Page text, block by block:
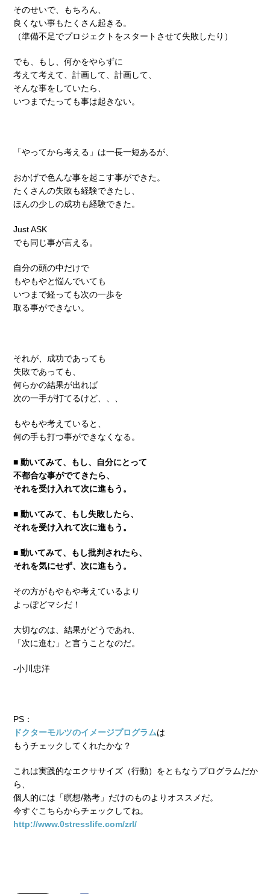
そのせいで、もちろん、
良くない事もたくさん起きる。
（準備不足でプロジェクトをスタートさせて失敗したり）
でも、もし、何かをやらずに
考えて考えて、計画して、計画して、
そんな事をしていたら、
いつまでたっても事は起きない。
「やってから考える」は一長一短あるが、
おかげで色んな事を起こす事ができた。
たくさんの失敗も経験できたし、
ほんの少しの成功も経験できた。
Just ASK
でも同じ事が言える。
自分の頭の中だけで
もやもやと悩んでいても
いつまで経っても次の一歩を
取る事ができない。
それが、成功であっても
失敗であっても、
何らかの結果が出れば
次の一手が打てるけど、、、
もやもや考えていると、
何の手も打つ事ができなくなる。
■ 動いてみて、もし、自分にとって
不都合な事がでてきたら、
それを受け入れて次に進もう。
■ 動いてみて、もし失敗したら、
それを受け入れて次に進もう。
■ 動いてみて、もし批判されたら、
それを気にせず、次に進もう。
その方がもやもや考えているより
よっぽどマシだ！
大切なのは、結果がどうであれ、
「次に進む」と言うことなのだ。
-小川忠洋
PS：
ドクターモルツのイメージプログラムは
もうチェックしてくれたかな？
これは実践的なエクササイズ（行動）をともなうプログラムだか
ら、
個人的には「瞑想/熟考」だけのものよりオススメだ。
今すぐこちらからチェックしてね。
http://www.0stresslife.com/zrl/